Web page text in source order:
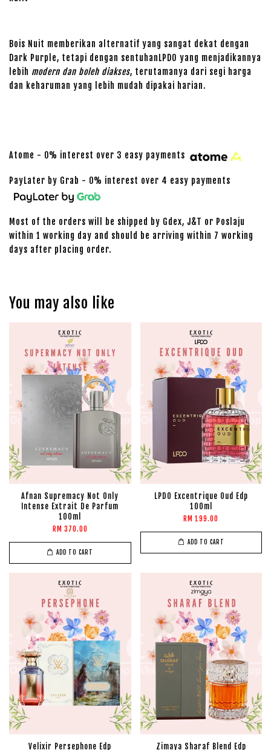
Bois Nuit memberikan alternatif yang sangat dekat dengan
Dark Purple, tetapi dengan sentuhanLPDO yang menjadikannya
lebih modern dan boleh diakses, terutamanya dari segi harga
dan keharuman yang lebih mudah dipakai harian.
Atome - 0% interest over 3 easy payments
PayLater by Grab - 0% interest over 4 easy payments
Most of the orders will be shipped by Gdex, J&T or Poslaju
within 1 working day and should be arriving within 7 working
days after placing order.
You may also like
Afnan Supremacy Not Only
Intense Extrait De Parfum
100ml
RM 370.00
ADD TO CART
LPDO Excentrique Oud Edp
100ml
RM 199.00
ADD TO CART
Velixir Persephone Edp
Zimaya Sharaf Blend Edp